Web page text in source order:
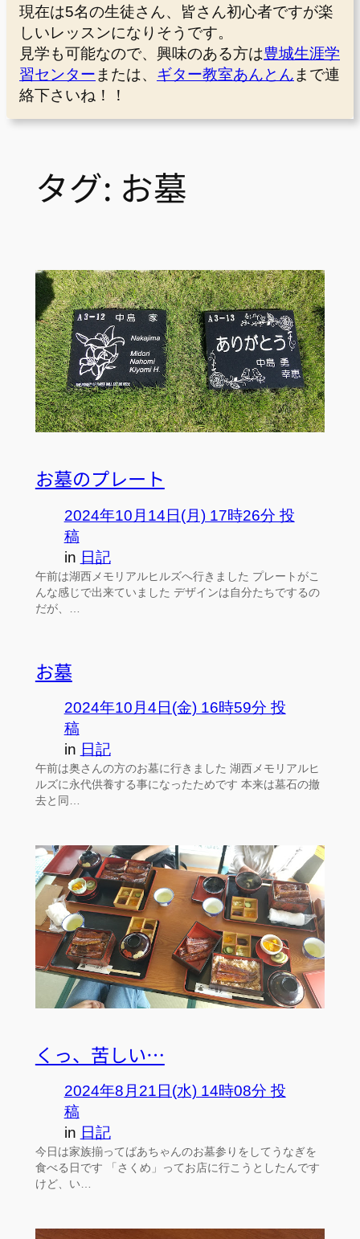
現在は5名の生徒さん、皆さん初心者ですが楽
しいレッスンになりそうです。
見学も可能なので、興味のある方は豊城生涯学
習センター または、 ギター教室あんとん まで連
絡下さいね！！
タグ: お墓
お墓のプレート
2024年10月14日(月) 17時26分 投
稿
in 日記
午前は湖西メモリアルヒルズへ行きました プレートがこ
んな感じで出来ていました デザインは自分たちでするの
だが、…
お墓
2024年10月4日(金) 16時59分 投
稿
in 日記
午前は奥さんの方のお墓に行きました 湖西メモリアルヒ
ルズに永代供養する事になったためです 本来は墓石の撤
去と同…
くっ、苦しい…
2024年8月21日(水) 14時08分 投
稿
in 日記
今日は家族揃ってばあちゃんのお墓参りをしてうなぎを
食べる日です 「さくめ」ってお店に行こうとしたんです
けど、い…